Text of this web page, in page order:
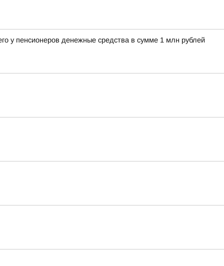
у пенсионеров денежные средства в сумме 1 млн рублей